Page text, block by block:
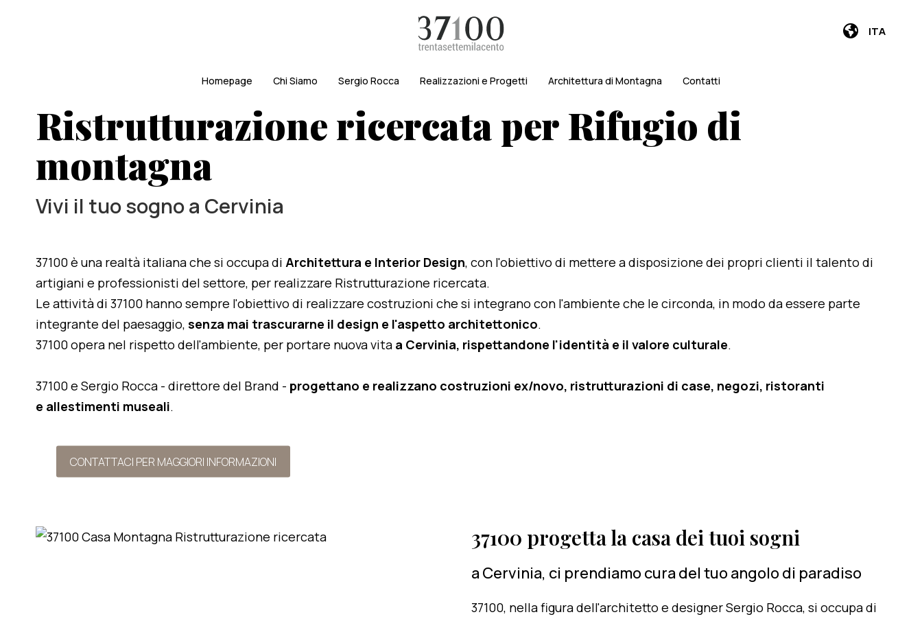
ITA
Homepage Chi Siamo Sergio Rocca Realizzazioni e Progetti Architettura di Montagna Contatti
Ristrutturazione ricercata per Rifugio di
montagna
Vivi il tuo sogno a Cervinia
37100 è una realtà italiana che si occupa di Architettura e Interior Design, con l'obiettivo di mettere a disposizione dei propri clienti il talento di
artigiani e professionisti del settore, per realizzare Ristrutturazione ricercata.
Le attività di 37100 hanno sempre l'obiettivo di realizzare costruzioni che si integrano con l'ambiente che le circonda, in modo da essere parte
integrante del paesaggio, senza mai trascurarne il design e l'aspetto architettonico.
37100 opera nel rispetto dell'ambiente, per portare nuova vita a Cervinia, rispettandone l'identità e il valore culturale.
37100 e Sergio Rocca - direttore del Brand - progettano e realizzano costruzioni ex/novo, ristrutturazioni di case, negozi, ristoranti
e allestimenti museali.
CONTATTACI PER MAGGIORI INFORMAZIONI
37100 progetta la casa dei tuoi sogni
a Cervinia, ci prendiamo cura del tuo angolo di paradiso
37100, nella figura dell'architetto e designer Sergio Rocca, si occupa di